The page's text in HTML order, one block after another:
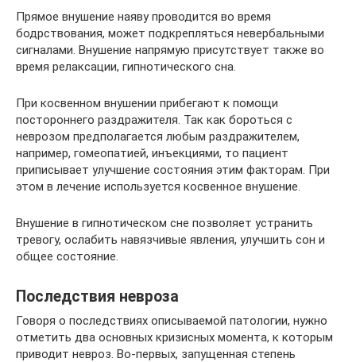
Прямое внушение наяву проводится во время
бодрствования, может подкрепляться невербальными
сигналами. Внушение напрямую присутствует также во
время релаксации, гипнотического сна.
При косвенном внушении прибегают к помощи
постороннего раздражителя. Так как бороться с
неврозом предполагается любым раздражителем,
например, гомеопатией, инъекциями, то пациент
приписывает улучшение состояния этим факторам. При
этом в лечение используется косвенное внушение.
Внушение в гипнотическом сне позволяет устранить
тревогу, ослабить навязчивые явления, улучшить сон и
общее состояние.
Последствия невроза
Говоря о последствиях описываемой патологии, нужно
отметить два основных кризисных момента, к которым
приводит невроз. Во-первых, запущенная степень